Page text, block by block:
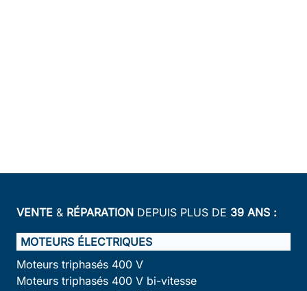
VENTE & RÉPARATION DEPUIS PLUS DE 39 ANS :
MOTEURS ÉLECTRIQUES
Moteurs triphasés 400 V
Moteurs triphasés 400 V bi-vitesse